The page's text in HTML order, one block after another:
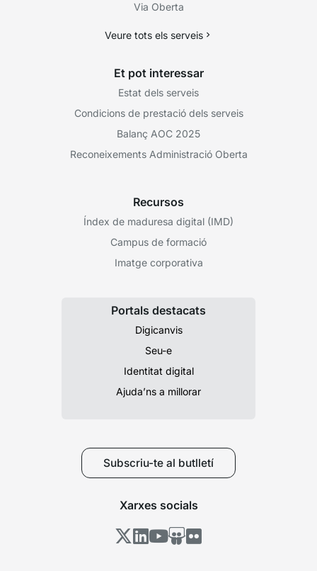
Via Oberta
Veure tots els serveis
Et pot interessar
Estat dels serveis
Condicions de prestació dels serveis
Balanç AOC 2025
Reconeixements Administració Oberta
Recursos
Índex de maduresa digital (IMD)
Campus de formació
Imatge corporativa
Portals destacats
Digicanvis
Seu-e
Identitat digital
Ajuda’ns a millorar
Subscriu-te al butlletí
Xarxes socials